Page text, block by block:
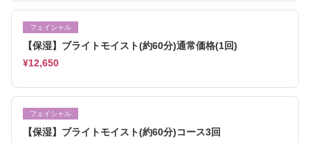
フェイシャル
【保湿】ブライトモイスト(約60分)通常価格(1回)
¥12,650
フェイシャル
【保湿】ブライトモイスト(約60分)コース3回